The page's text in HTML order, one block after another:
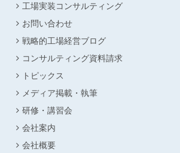
工場実装コンサルティング
お問い合わせ
戦略的工場経営ブログ
コンサルティング資料請求
トピックス
メディア掲載・執筆
研修・講習会
会社案内
会社概要